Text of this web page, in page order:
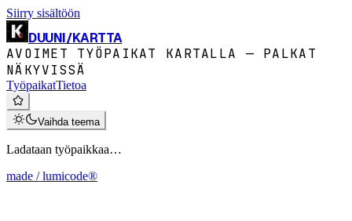
Siirry sisältöön
DUUNI/KARTTA
AVOIMET TYÖPAIKAT KARTALLA — PALKAT
NÄKYVISSÄ
TyöpaikatTietoa
Vaihda teema
Ladataan työpaikkaa…
made / lumicode®